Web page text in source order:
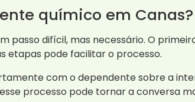
químico em Canas?
passo difícil, mas necessário. O
etapas pode facilitar o processo.
com o dependente sobre a
processo pode tornar a conversa